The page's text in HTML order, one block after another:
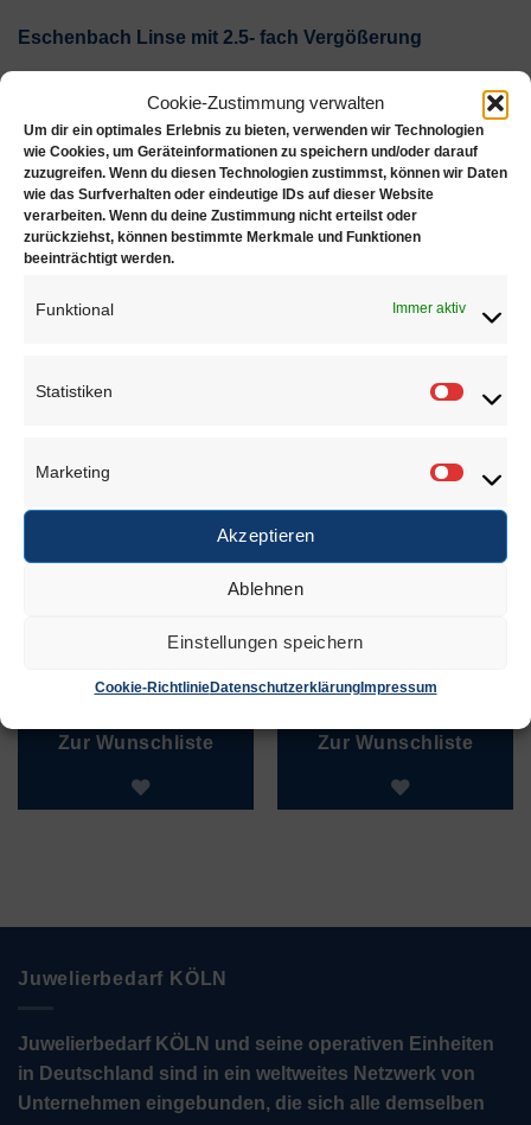
Cookie-Zustimmung verwalten
Um dir ein optimales Erlebnis zu bieten, verwenden wir Technologien
wie Cookies, um Geräteinformationen zu speichern und/oder darauf
zuzugreifen. Wenn du diesen Technologien zustimmst, können wir Daten
wie das Surfverhalten oder eindeutige IDs auf dieser Website
verarbeiten. Wenn du deine Zustimmung nicht erteilst oder
zurückziehst, können bestimmte Merkmale und Funktionen
beeinträchtigt werden.
Funktional Immer aktiv
Statistiken
Marketing
Akzeptieren
Ablehnen
Einstellungen speichern
Cookie-RichtlinieDatenschutzerklärungImpressum
Eschenbach Linse mit 2.5- fach Vergößerung
Eigenschaften:
Plankonvexe PXM ®-Leichtlinse für randscharfe,
verzeichnungsfreie Abbildung.
erhältlich (1.7- fach, 2.0- fach, 3.0- fach)
ErsatzLinse
Zur Wunschliste
laboComfort 1.7x
Zur Wunschliste
Juwelierbedarf KÖLN
Juwelierbedarf KÖLN und seine operativen Einheiten
in Deutschland sind in ein weltweites Netzwerk von
Unternehmen eingebunden, die sich alle demselben